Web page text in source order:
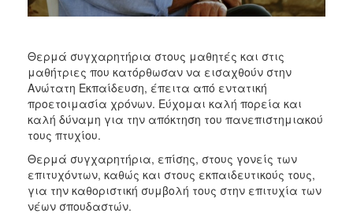
ΑΝΘΕΚΤΙΚΗ
ΠΟΛΗ
Θερμά συγχαρητήρια στους μαθητές και στις
μαθήτριες που κατόρθωσαν να εισαχθούν στην
Ανώτατη Εκπαίδευση, έπειτα από εντατική
προετοιμασία χρόνων. Εύχομαι καλή πορεία και
καλή δύναμη για την απόκτηση του πανεπιστημιακού
τους πτυχίου.
Θερμά συγχαρητήρια, επίσης, στους γονείς των
επιτυχόντων, καθώς και στους εκπαιδευτικούς τους,
για την καθοριστική συμβολή τους στην επιτυχία των
νέων σπουδαστών.